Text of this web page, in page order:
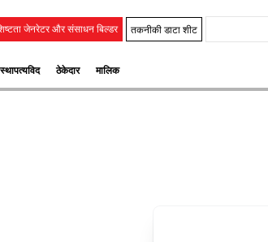
जेनरेटर और संसाधन बिल्डर तकनीकी डाटा शीट
स्‍थापत्‍यविद ठेकेदार मालिक